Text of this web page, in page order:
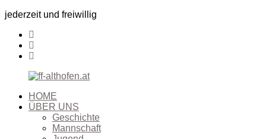
jederzeit und freiwillig
HOME
ÜBER UNS
Geschichte
Mannschaft